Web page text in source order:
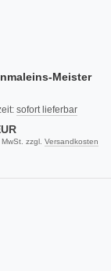
Meister
sofort lieferbar
zzgl. Versandkosten